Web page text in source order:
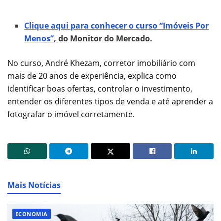
Clique aqui para conhecer o curso “Imóveis Por
Menos”, do Monitor do Mercado.
No curso, André Khezam, corretor imobiliário com
mais de 20 anos de experiência, explica como
identificar boas ofertas, controlar o investimento,
entender os diferentes tipos de venda e até aprender a
fotografar o imóvel corretamente.
Mais Notícias
ECONOMIA